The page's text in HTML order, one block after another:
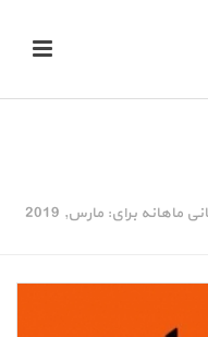
ماهانه برای: مارس, 2019